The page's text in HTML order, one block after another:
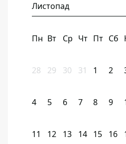
Листопад
Пн Вт Ср Чт Пт Сб
28 29 30 31 1 2
4 5 6 7 8 9
11 12 13 14 15 16